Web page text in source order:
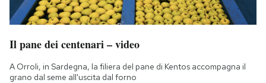
Il pane dei centenari – video
A Orroli, in Sardegna, la filiera del pane di Kentos accompagna il
grano dal seme all'uscita dal forno